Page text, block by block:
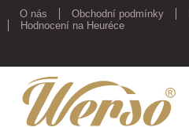
O nás Obchodní podmínky
Hodnocení na Heuréce
Werso